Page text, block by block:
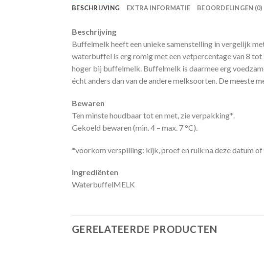
BESCHRIJVING EXTRA INFORMATIE BEOORDELINGEN (0)
Beschrijving
Buffelmelk heeft een unieke samenstelling in vergelijk
waterbuffel is erg romig met een vetpercentage van 8
hoger bij buffelmelk. Buffelmelk is daarmee erg
écht anders dan van de andere melksoorten. De meeste
Bewaren
Ten minste houdbaar tot en met, zie verpakking*
Gekoeld bewaren (min. 4 – max. 7 °C).
*voorkom verspilling: kijk, proef en ruik na deze datum of
Ingrediënten
WaterbuffelMELK
GERELATEERDE PRODUCTEN